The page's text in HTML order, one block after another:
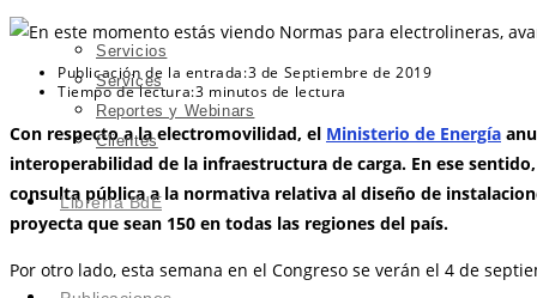
Servicios
Services
Reportes y Webinars
Clientes
Librería BdE
Publicación de la entrada:3 de Septiembre de 2019
Tiempo de lectura:3 minutos de lectura
Con respecto a la electromovilidad, el Ministerio de Energía
interoperabilidad de la infraestructura de carga. En ese
consulta pública a la normativa relativa al diseño de
proyecta que sean 150 en todas las regiones del país.
Por otro lado, esta semana en el Congreso se verán el 4 de